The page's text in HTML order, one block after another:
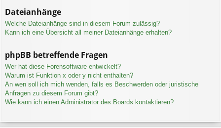
Dateianhänge
Welche Dateianhänge sind in diesem Forum zulässig?
Kann ich eine Übersicht all meiner Dateianhänge erhalten?
phpBB betreffende Fragen
Wer hat diese Forensoftware entwickelt?
Warum ist Funktion x oder y nicht enthalten?
An wen soll ich mich wenden, falls es Beschwerden oder juristische
Anfragen zu diesem Forum gibt?
Wie kann ich einen Administrator des Boards kontaktieren?